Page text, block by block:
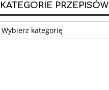
KATEGORIE PRZEPISÓW